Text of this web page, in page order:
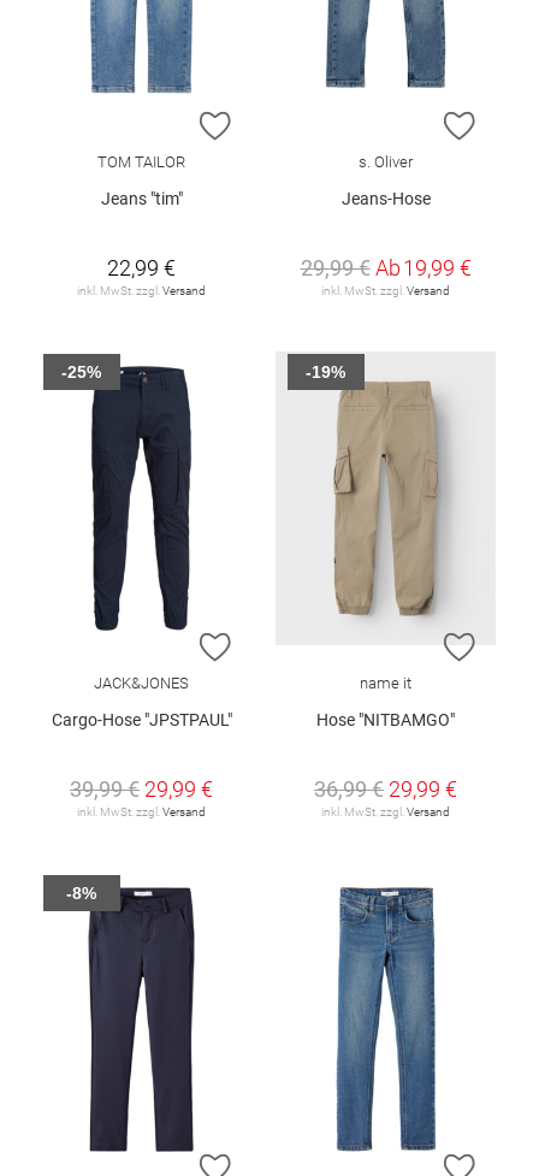
ZUR WUNSCHLISTE HINZUFÜGEN
TOM TAILOR
Jeans "tim"
22,99 €
inkl. MwSt. zzgl. Versand
ZUR
s. Oliver
Jeans-Hose
29,99 € Ab19,99 €
inkl. MwSt. zzgl. Versand
ZUR WUNSCHLISTE HINZUFÜGEN
JACK&JONES
Cargo-Hose "JPSTPAUL"
39,99 € 29,99 €
inkl. MwSt. zzgl. Versand
-25%
ZUR
name it
Hose "NITBAMGO"
36,99 € 29,99 €
inkl. MwSt. zzgl. Versand
-19%
ZUR WUNSCHLISTE HINZUFÜGEN
-8%
ZUR